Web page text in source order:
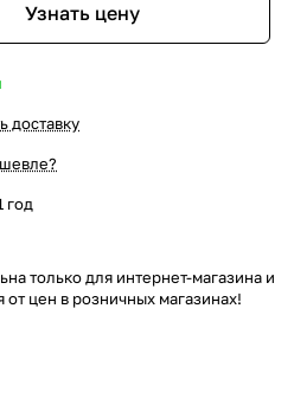
Узнать цену
доставку
год
только для интернет-магазина и
от цен в розничных магазинах!